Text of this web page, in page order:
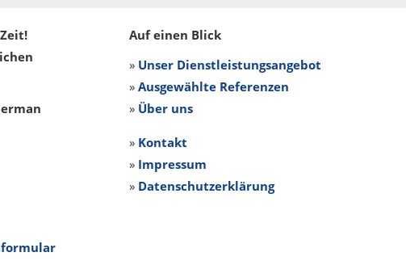
Auf einen Blick
» Unser Dienstleistungsangebot
» Ausgewählte Referenzen
» Über uns
» Kontakt
» Impressum
» Datenschutzerklärung